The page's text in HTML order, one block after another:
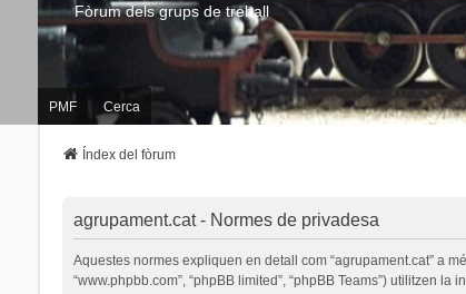
Fòrum dels grups de treball
PMF Cerca
Índex del fòrum
agrupament.cat - Normes de privadesa
Aquestes normes expliquen en detall com “agrupament.cat” a
“www.phpbb.com”, “phpBB limited”, “phpBB Teams”) utilitzen